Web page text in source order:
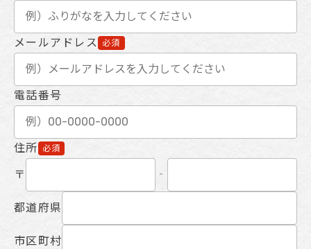
メールアドレス 必須
電話番号
住所 必須
〒 ‐
都道府県
市区町村